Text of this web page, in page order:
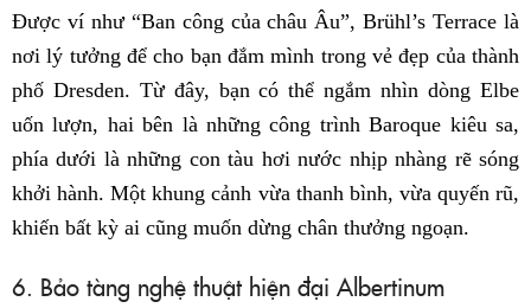
Được ví như “Ban công của châu Âu”, Brühl’s Terrace là
nơi lý tưởng để cho bạn đắm mình trong vẻ đẹp của thành
phố Dresden. Từ đây, bạn có thể ngắm nhìn dòng Elbe
uốn lượn, hai bên là những công trình Baroque kiêu sa,
phía dưới là những con tàu hơi nước nhịp nhàng rẽ sóng
khởi hành. Một khung cảnh vừa thanh bình, vừa quyến rũ,
khiến bất kỳ ai cũng muốn dừng chân thưởng ngoạn.
6. Bảo tàng nghệ thuật hiện đại Albertinum